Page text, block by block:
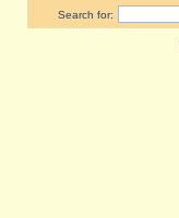
Search for: